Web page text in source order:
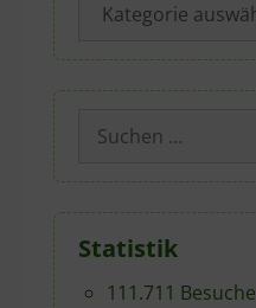
Suchen
nach:
Statistik
111.711 Besuche